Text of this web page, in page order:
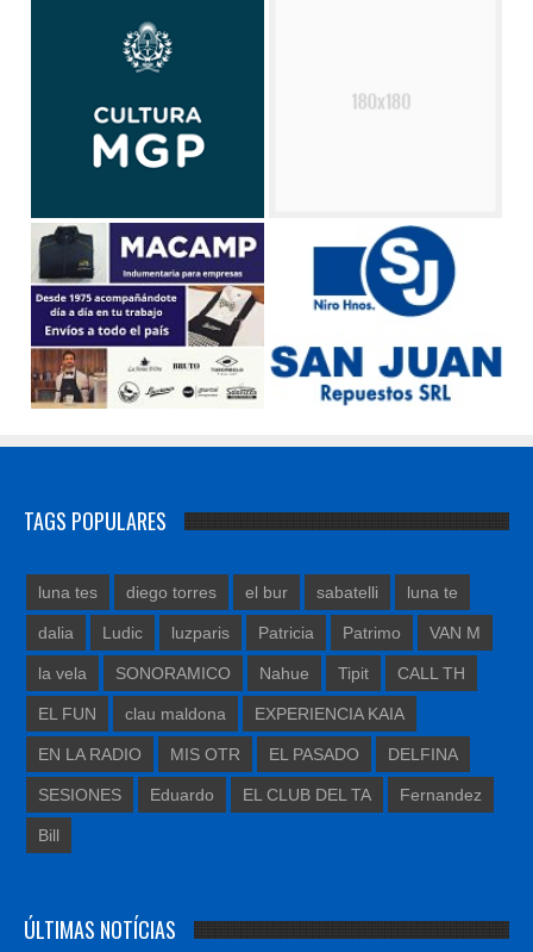
TAGS POPULARES
luna tes diego torres el bur sabatelli luna te
dalia Ludic luzparis Patricia Patrimo VAN M
la vela SONORAMICO Nahue Tipit CALL TH
EL FUN clau maldona EXPERIENCIA KAIA
EN LA RADIO MIS OTR EL PASADO DELFINA
SESIONES Eduardo EL CLUB DEL TA Fernandez
Bill
ÚLTIMAS NOTÍCIAS